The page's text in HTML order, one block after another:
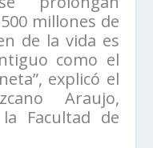
millones de
de la vida es
como el
explicó el
Araujo,
Facultad de